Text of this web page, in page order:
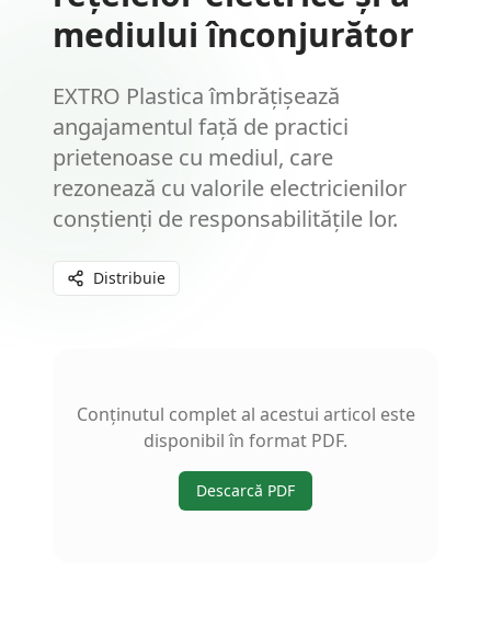
mediului înconjurător
EXTRO Plastica îmbrățișează
angajamentul față de practici
prietenoase cu mediul, care
rezonează cu valorile electricienilor
conștienți de responsabilitățile lor.
Distribuie
Conținutul complet al acestui articol este
disponibil în format PDF.
Descarcă PDF